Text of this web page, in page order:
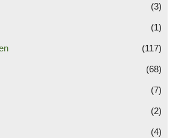
(3)
(1)
(117)
(68)
(7)
(2)
(4)